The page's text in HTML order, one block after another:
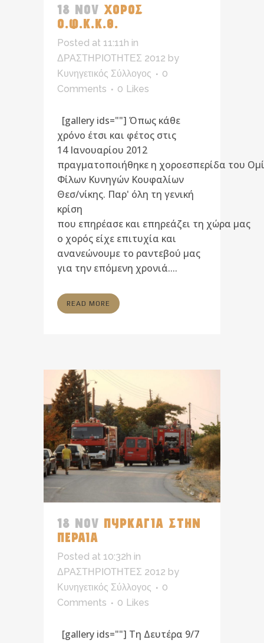
18 NOV ΧΟΡΟΣ
Ο.Φ.Κ.Κ.Θ.
Posted at 11:11h in
ΔΡΑΣΤΗΡΙΟΤΗΤΕΣ 2012 by
Κυνηγετικός Σύλλογος
0
Comments
0 Likes
[gallery ids=""] Όπως κάθε
χρόνο έτσι και φέτος στις
14 Ιανουαρίου 2012
πραγματοποιήθηκε η χοροεσπερίδα του
Φίλων Κυνηγών Κουφαλίων
Θεσ/νίκης. Παρ' όλη τη γενική
κρίση
που επηρέασε και επηρεάζει τη χώρα μας
ο χορός είχε επιτυχία και
ανανεώνουμε το ραντεβού μας
για την επόμενη χρονιά....
READ MORE
18 NOV ΠΥΡΚΑΓΙΑ ΣΤΗΝ
ΠΕΡΑΙΑ
Posted at 10:32h in
ΔΡΑΣΤΗΡΙΟΤΗΤΕΣ 2012 by
Κυνηγετικός Σύλλογος
0
Comments
0 Likes
[gallery ids=""] Τη Δευτέρα 9/7